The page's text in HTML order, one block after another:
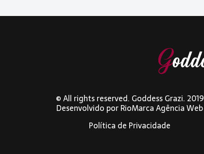
© All rights reserved. Goddess Grazi. 2019
Desenvolvido porRioMarca Agência Web
Política de Privacidade